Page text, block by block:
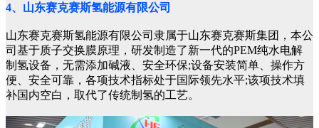
4、山东赛克赛斯氢能源有限公司
山东赛克赛斯氢能源有限公司隶属于山东赛克赛斯集团，本公
司基于质子交换膜原理，研发制造了新一代的PEM纯水电解
制氢设备，无需添加碱液、安全环保;设备安装简单、操作方
便、安全可靠，各项技术指标处于国际领先水平;该项技术填
补国内空白，取代了传统制氢的工艺。